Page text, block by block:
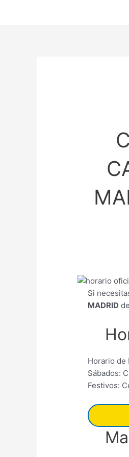
Si
MADRID
Horario de
Sábados:
Festivos: